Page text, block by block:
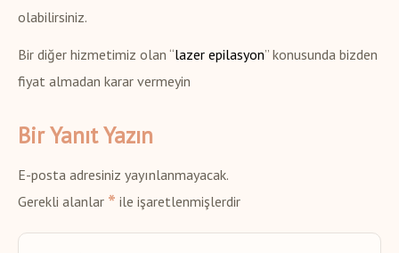
olabilirsiniz.
Bir diğer hizmetimiz olan “lazer epilasyon” konusunda bizden
fiyat almadan karar vermeyin
Bir Yanıt Yazın
E-posta adresiniz yayınlanmayacak.
Gerekli alanlar * ile işaretlenmişlerdir